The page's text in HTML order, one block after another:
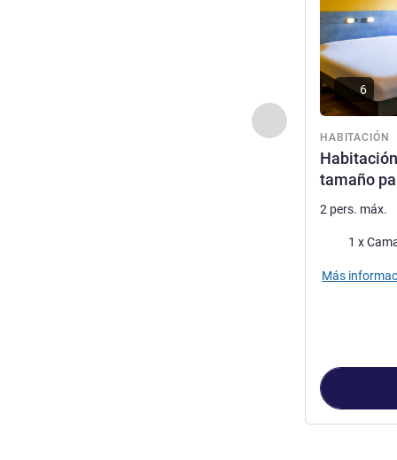
Anterior -
HABITACIÓN
tamaño
6
2 pers. máx.
Ropa de cama
1 x
Más